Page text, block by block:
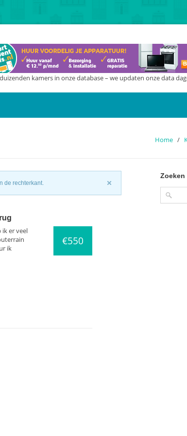
kamers in onze database – we updaten onze data
Home /
de rechterkant.
ik er veel
ik
€550
Zoeken